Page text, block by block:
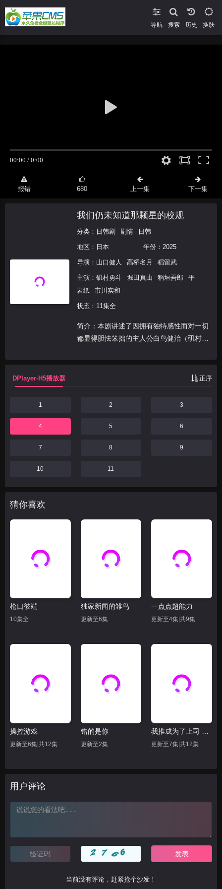
导航 搜索 换肤
报错 680 上一集 下一集
我们仍未知道那颗星的校规
分类： 日韩剧 剧情 日韩
地区： 日本 年份： 2025
导演： 山口健人 高桥名月 稻留武
主演： 矶村勇斗 堀田真由 稻垣吾郎
平
岩纸
市川实和
状态：11集全
简介：本剧讲述了因拥有独特感性而对一切
都显得胆怯笨拙的主人公白鸟健治（矶村勇
学的私立高中，担任“学校律师”。面对那些
无法靠法律或校规轻松解决的青春问题，在
DPlayer-H5播放器 正序
1 2 3
4 5 6
7 8 9
10 11
猜你喜欢
枪口彼端
10集全
独家新闻的雏鸟
更新至6集
一点点超能力
更新至4集|共9集
操控游戏
更新至6集|共12集
错的是你
更新至2集 更新至7集|共12集
用户评论
当前没有评论，赶紧抢个沙发！